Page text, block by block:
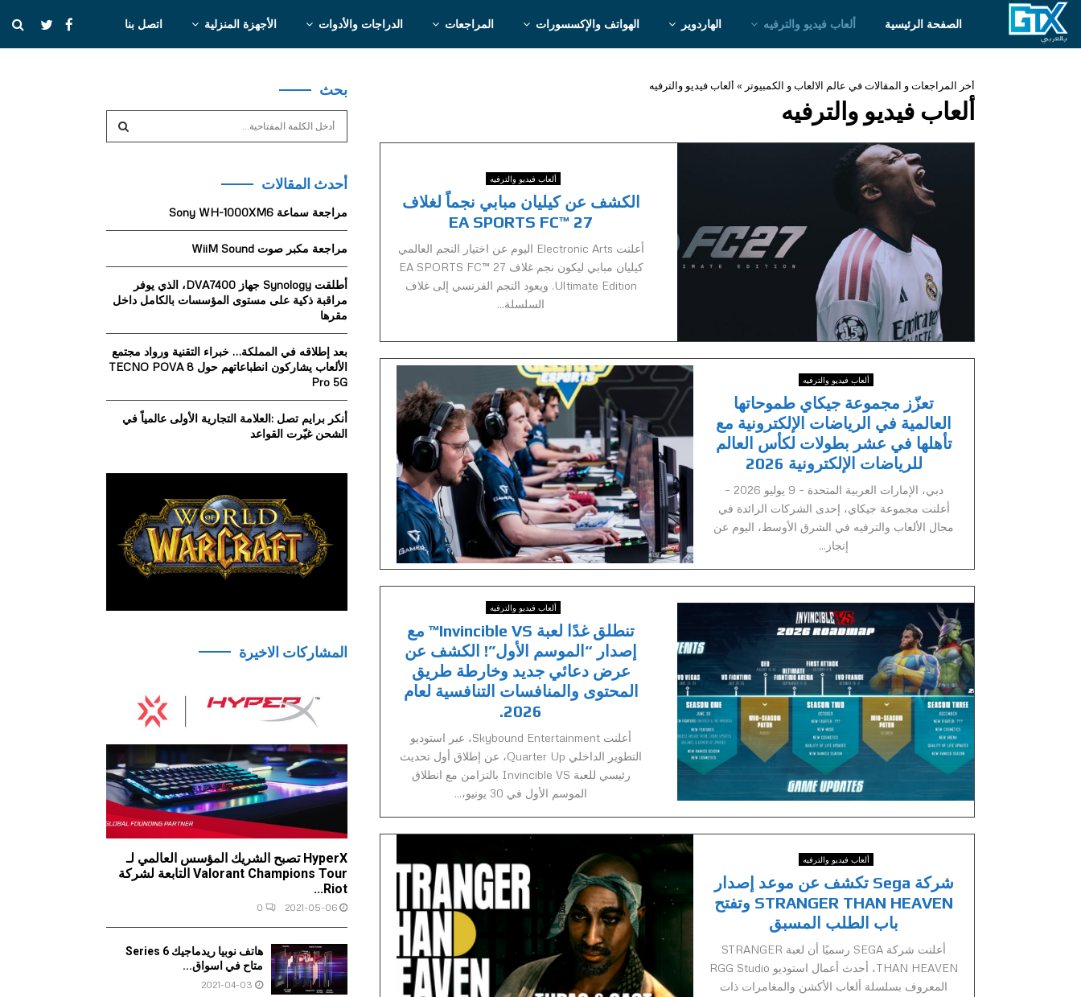
الصفحة الرئيسية ألعاب فيديو والترفيه الهاردوير الهواتف والإكسسورات المراجعات الدراجات والأدوات الأجهزة المنزلية اتصل بنا
أخر المراجعات و المقالات في عالم الالعاب و الكمبيوتر » ألعاب فيديو والترفيه
ألعاب فيديو والترفيه
ألعاب فيديو والترفيه
الكشف عن كيليان مبابي نجماً لغلاف
EA SPORTS FC™ 27
أعلنت Electronic Arts اليوم عن اختيار النجم العالمي
كيليان مبابي ليكون نجم غلاف EA SPORTS FC™ 27
Ultimate Edition. ويعود النجم الفرنسي إلى غلاف
السلسلة...
ألعاب فيديو والترفيه
تعزّز مجموعة جيكاي طموحاتها
العالمية في الرياضات الإلكترونية مع
تأهلها في عشر بطولات لكأس العالم
للرياضات الإلكترونية 2026
دبي، الإمارات العربية المتحدة – 9 يوليو 2026 –
أعلنت مجموعة جيكاي، إحدى الشركات الرائدة في
مجال الألعاب والترفيه في الشرق الأوسط، اليوم عن
إنجاز...
ألعاب فيديو والترفيه
تنطلق غدًا لعبة Invincible VS™ مع
إصدار “الموسم الأول”! الكشف عن
عرض دعائي جديد وخارطة طريق
المحتوى والمنافسات التنافسية لعام
2026.
أعلنت Skybound Entertainment، عبر استوديو
التطوير الداخلي Quarter Up، عن إطلاق أول تحديث
رئيسي للعبة Invincible VS بالتزامن مع انطلاق
الموسم الأول في 30 يونيو،...
ألعاب فيديو والترفيه
شركة Sega تكشف عن موعد إصدار
STRANGER THAN HEAVEN وتفتح
باب الطلب المسبق
أعلنت شركة SEGA رسميًا أن لعبة STRANGER
THAN HEAVEN، أحدث أعمال استوديو RGG Studio
المعروف بسلسلة ألعاب الأكشن والمغامرات ذات
بحث
c
f
r
:
أحدث المقالات
مراجعة سماعة Sony WH-1000XM6
مراجعة مكبر صوت WiiM Sound
أطلقت Synology جهاز DVA7400، الذي يوفر
مراقبة ذكية على مستوى المؤسسات بالكامل داخل
مقرها
بعد إطلاقه في المملكة… خبراء التقنية ورواد مجتمع
الألعاب يشاركون انطباعاتهم حول TECNO POVA 8
Pro 5G
أنكر برايم تصل :العلامة التجارية الأولى عالمياً في
الشحن غيّرت القواعد
المشاركات الاخيرة
HyperX تصبح الشريك المؤسس العالمي لـ
Valorant Champions Tour التابعة لشركة
Riot...
2021-05-06
0
هاتف نوبيا ريدماجيك 6 Series
متاح في اسواق...
2021-04-03